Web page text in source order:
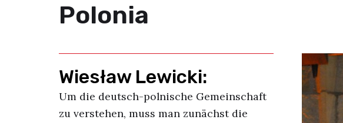
Polonia
Wiesław Lewicki:
Um die deutsch-polnische Gemeinschaft
zu verstehen, muss man zunächst die